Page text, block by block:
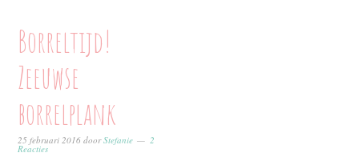
Borreltijd!
Zeeuwse
borrelplank
25 februari 2016 doorStefanie 2
Reacties